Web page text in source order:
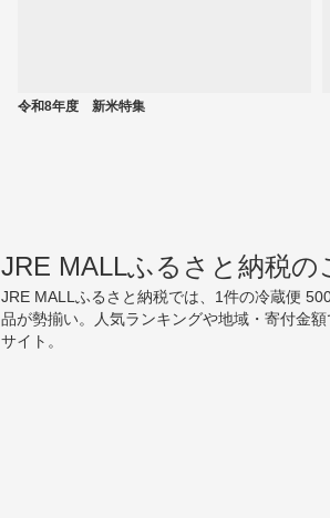
令和8年度 新米特集
JRE MALLふるさと納税の
JRE MALLふるさと納税では、1件の冷蔵便
品が勢揃い。人気ランキングや地域・寄付金
サイト。